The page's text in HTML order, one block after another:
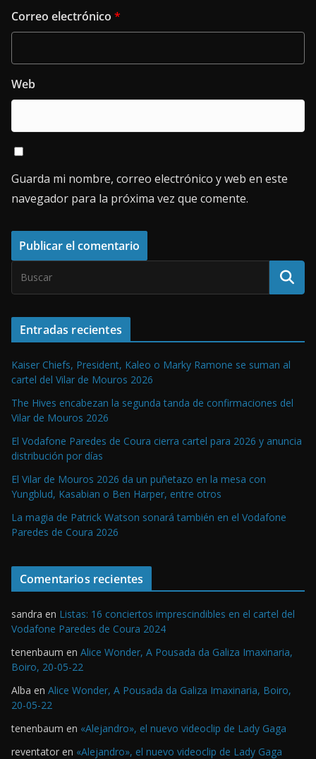
Correo electrónico *
Web
Guarda mi nombre, correo electrónico y web en este
navegador para la próxima vez que comente.
Entradas recientes
Kaiser Chiefs, President, Kaleo o Marky Ramone se suman al
cartel del Vilar de Mouros 2026
The Hives encabezan la segunda tanda de confirmaciones del
Vilar de Mouros 2026
El Vodafone Paredes de Coura cierra cartel para 2026 y anuncia
distribución por días
El Vilar de Mouros 2026 da un puñetazo en la mesa con
Yungblud, Kasabian o Ben Harper, entre otros
La magia de Patrick Watson sonará también en el Vodafone
Paredes de Coura 2026
Comentarios recientes
sandra en Listas: 16 conciertos imprescindibles en el cartel del
Vodafone Paredes de Coura 2024
tenenbaum en Alice Wonder, A Pousada da Galiza Imaxinaria,
Boiro, 20-05-22
Alba en Alice Wonder, A Pousada da Galiza Imaxinaria, Boiro,
20-05-22
tenenbaum en «Alejandro», el nuevo videoclip de Lady Gaga
reventator en «Alejandro», el nuevo videoclip de Lady Gaga